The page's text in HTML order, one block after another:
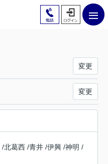
変更
変更
/北葛西 /青井 /伊興 /神明 /